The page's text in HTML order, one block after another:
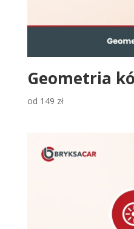
Geometria
od 149 zł